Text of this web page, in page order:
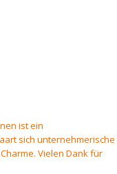
ist ein
sich unternehmerische
Vielen Dank für